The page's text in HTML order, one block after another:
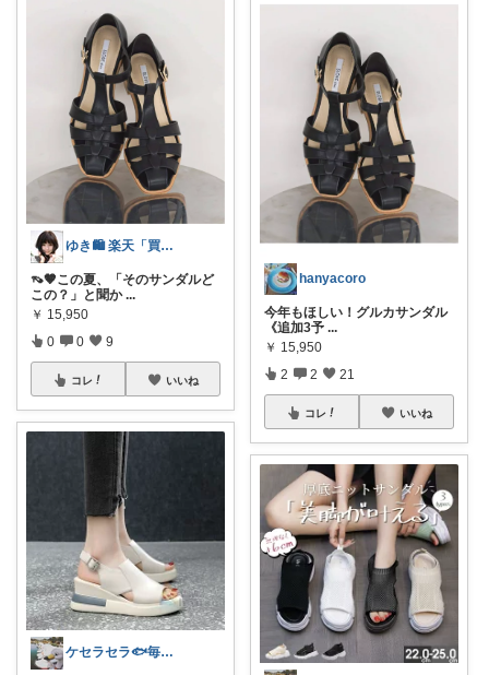
ゆき🛍️ 楽天「買ってよかった」を厳選
👡🤎この夏、「そのサンダルど
この？」と聞か ...
￥ 15,950
0 0 9
コレ いいね
ケセラセラ🐟毎日を快適にするアイテム
hanyacoro
今年もほしい！グルカサンダル
《追加3予 ...
￥ 15,950
2 2 21
コレ いいね